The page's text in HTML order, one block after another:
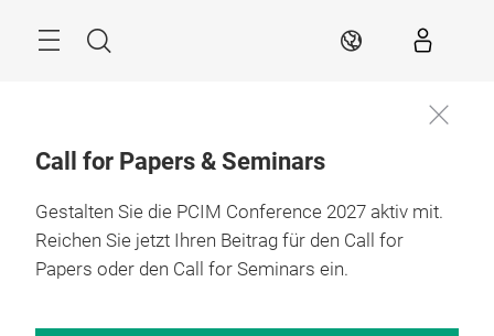
Suche DE
Call for Papers & Seminars
Gestalten Sie die PCIM Conference 2027 aktiv mit.
Reichen Sie jetzt Ihren Beitrag für den Call for
Papers oder den Call for Seminars ein.